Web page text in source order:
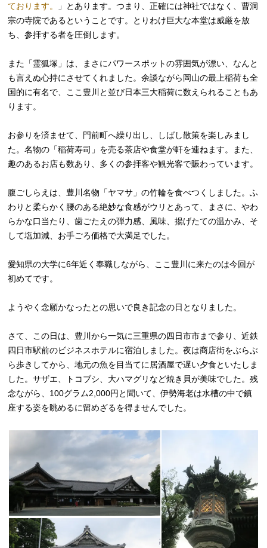
ております。
」とあります。つまり、正確には神社ではなく、曹洞
宗の寺院であるということです。とりわけ巨大な本堂は威厳を放
ち、参拝する者を圧倒します。
また「霊狐塚」は、まさにパワースポットの雰囲気が漂い、なんと
も言えぬ心持にさせてくれました。余談ながら岡山の最上稲荷も全
国的に有名で、ここ豊川と並び日本三大稲荷に数えられることもあ
ります。
お参りを済ませて、門前町へ繰り出し、しばし散策を楽しみまし
た。名物の「稲荷寿司」を売る茶店や食堂が軒を連ねます。また、
趣のあるお店も数あり、多くの参拝客や観光客で賑わっています。
腹ごしらえは、豊川名物「ヤマサ」の竹輪を食べつくしました。ふ
わりと柔らかく腰のある絶妙な食感がウリとあって、まさに、やわ
らかな口当たり、歯ごたえの弾力感、風味、揚げたての温かみ、そ
して塩加減、お手ごろ価格で大満足でした。
愛知県の大学に6年近く奉職しながら、ここ豊川に来たのは今回が
初めてです。
ようやく念願かなったとの思いで良き記念の日となりました。
さて、この日は、豊川から一気に三重県の四日市市まで参り、近鉄
四日市駅前のビジネスホテルに宿泊しました。夜は商店街をぶらぶ
ら歩きしてから、地元の魚を目当てに居酒屋で遅い夕食といたしま
した。サザエ、トコブシ、大ハマグリなど焼き貝が美味でした。残
念ながら、100グラム2,000円と聞いて、伊勢海老は水槽の中で鎮
座する姿を眺めるに留めざるを得ませんでした。